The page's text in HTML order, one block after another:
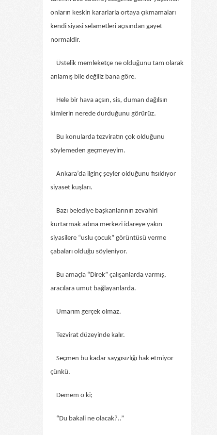
onların keskin kararlarla ortaya çıkmamaları
kendi siyasi selametleri açısından gayet
normaldir.
Üstelik memleketçe ne olduğunu tam olarak
anlamış bile değiliz bana göre.
Hele bir hava açsın, sis, duman dağılsın
kimlerin nerede durduğunu görürüz.
Bu konularda tezviratın çok olduğunu
söylemeden geçmeyeyim.
Ankara’da ilginç şeyler olduğunu fısıldıyor
siyaset kuşları.
Bazı belediye başkanlarının zevahiri
kurtarmak adına merkezi idareye yakın
siyasilere “uslu çocuk” görüntüsü verme
çabaları olduğu söyleniyor.
Bu amaçla “Direk” çalışanlarda varmış,
aracılara umut bağlayanlarda.
Umarım gerçek olmaz.
Tezvirat düzeyinde kalır.
Seçmen bu kadar saygısızlığı hak etmiyor
çünkü.
Demem o ki;
“Du bakali ne olacak?..”